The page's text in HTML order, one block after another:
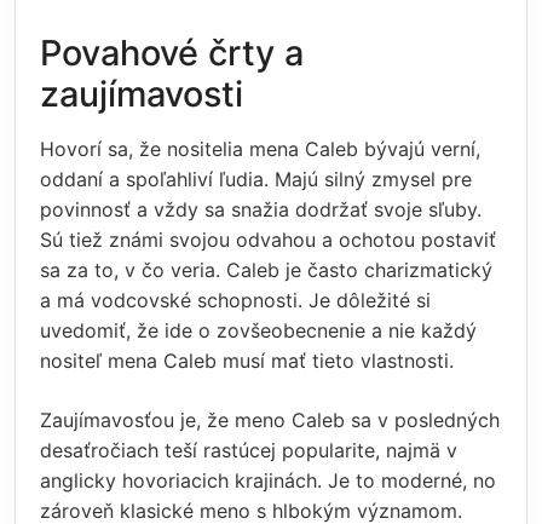
Povahové črty a
zaujímavosti
Hovorí sa, že nositelia mena Caleb bývajú verní,
oddaní a spoľahliví ľudia. Majú silný zmysel pre
povinnosť a vždy sa snažia dodržať svoje sľuby.
Sú tiež známi svojou odvahou a ochotou postaviť
sa za to, v čo veria. Caleb je často charizmatický
a má vodcovské schopnosti. Je dôležité si
uvedomiť, že ide o zovšeobecnenie a nie každý
nositeľ mena Caleb musí mať tieto vlastnosti.
Zaujímavosťou je, že meno Caleb sa v posledných
desaťročiach teší rastúcej popularite, najmä v
anglicky hovoriacich krajinách. Je to moderné, no
zároveň klasické meno s hlbokým významom.